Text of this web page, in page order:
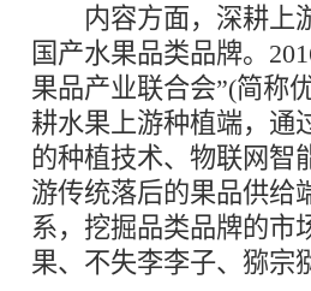
内容方面，深耕上游
国产水果品类品牌。
果品产业联合会”(简称
耕水果上游种植端，通
的种植技术、物联网智
游传统落后的果品供给
系，挖掘品类品牌的市
果、不失李李子、猕宗